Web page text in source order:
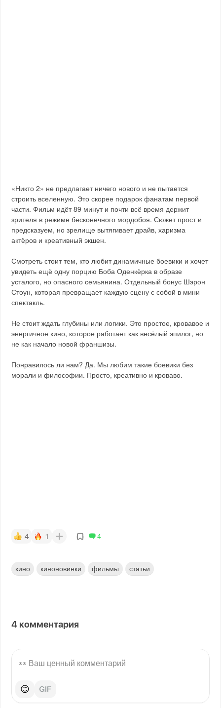
«Никто 2» не предлагает ничего нового и не пытается
строить вселенную. Это скорее подарок фанатам первой
части. Фильм идёт 89 минут и почти всё время держит
зрителя в режиме бесконечного мордобоя. Сюжет прост и
предсказуем, но зрелище вытягивает драйв, харизма
актёров и креативный экшен.
Смотреть стоит тем, кто любит динамичные боевики и хочет
увидеть ещё одну порцию Боба Оденкёрка в образе
усталого, но опасного семьянина. Отдельный бонус Шэрон
Стоун, которая превращает каждую сцену с собой в мини
спектакль.
Не стоит ждать глубины или логики. Это простое, кровавое и
энергичное кино, которое работает как весёлый эпилог, но
не как начало новой франшизы.
Понравилось ли нам? Да. Мы любим такие боевики без
морали и философии. Просто, креативно и кроваво.
4 1 4
кино киноновинки фильмы статьи
4 комментария
😊